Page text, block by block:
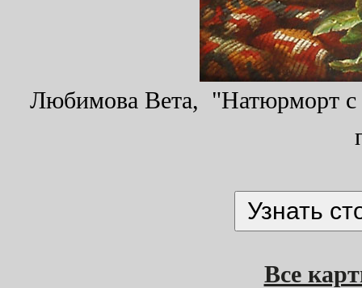
Любимова Вета, "Натюрморт с
Все